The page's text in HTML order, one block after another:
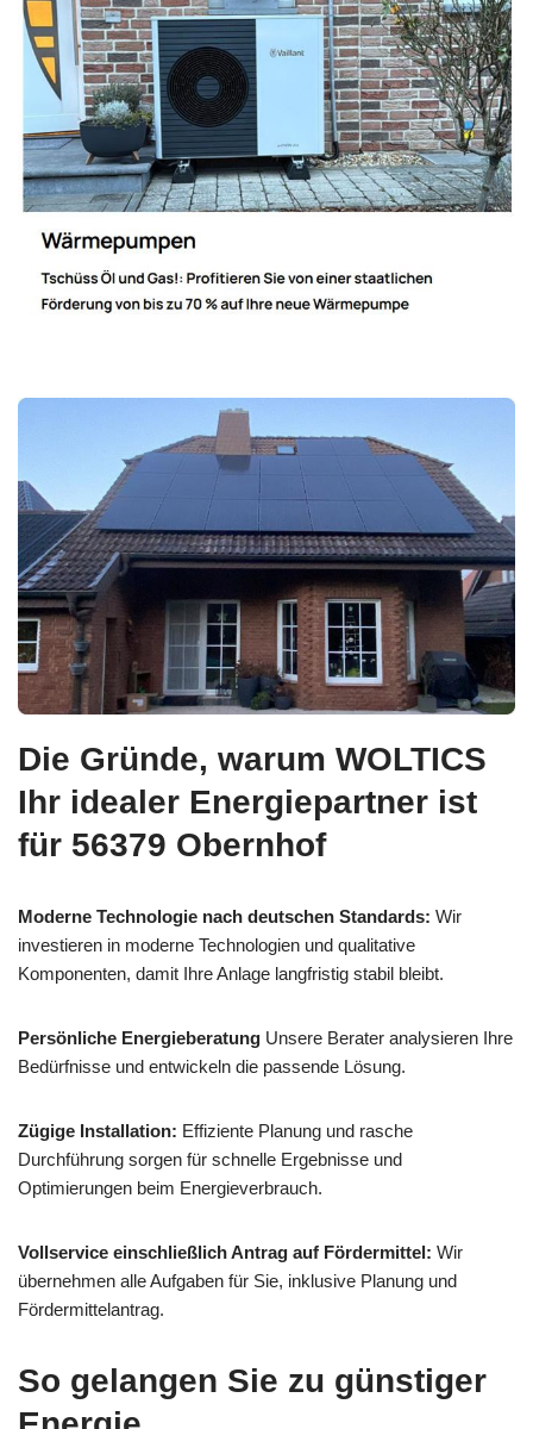
Die Gründe, warum WOLTICS
Ihr idealer Energiepartner ist
für 56379 Obernhof
Moderne Technologie nach deutschen Standards: Wir
investieren in moderne Technologien und qualitative
Komponenten, damit Ihre Anlage langfristig stabil bleibt.
Persönliche Energieberatung Unsere Berater analysieren Ihre
Bedürfnisse und entwickeln die passende Lösung.
Zügige Installation: Effiziente Planung und rasche
Durchführung sorgen für schnelle Ergebnisse und
Optimierungen beim Energieverbrauch.
Vollservice einschließlich Antrag auf Fördermittel: Wir
übernehmen alle Aufgaben für Sie, inklusive Planung und
Fördermittelantrag.
So gelangen Sie zu günstiger